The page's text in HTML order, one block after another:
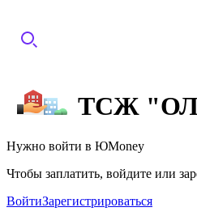
ТСЖ
Нужно войти в ЮMoney
Чтобы заплатить, войдите или
ВойтиЗарегистрироваться